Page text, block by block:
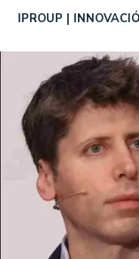
IPROUP